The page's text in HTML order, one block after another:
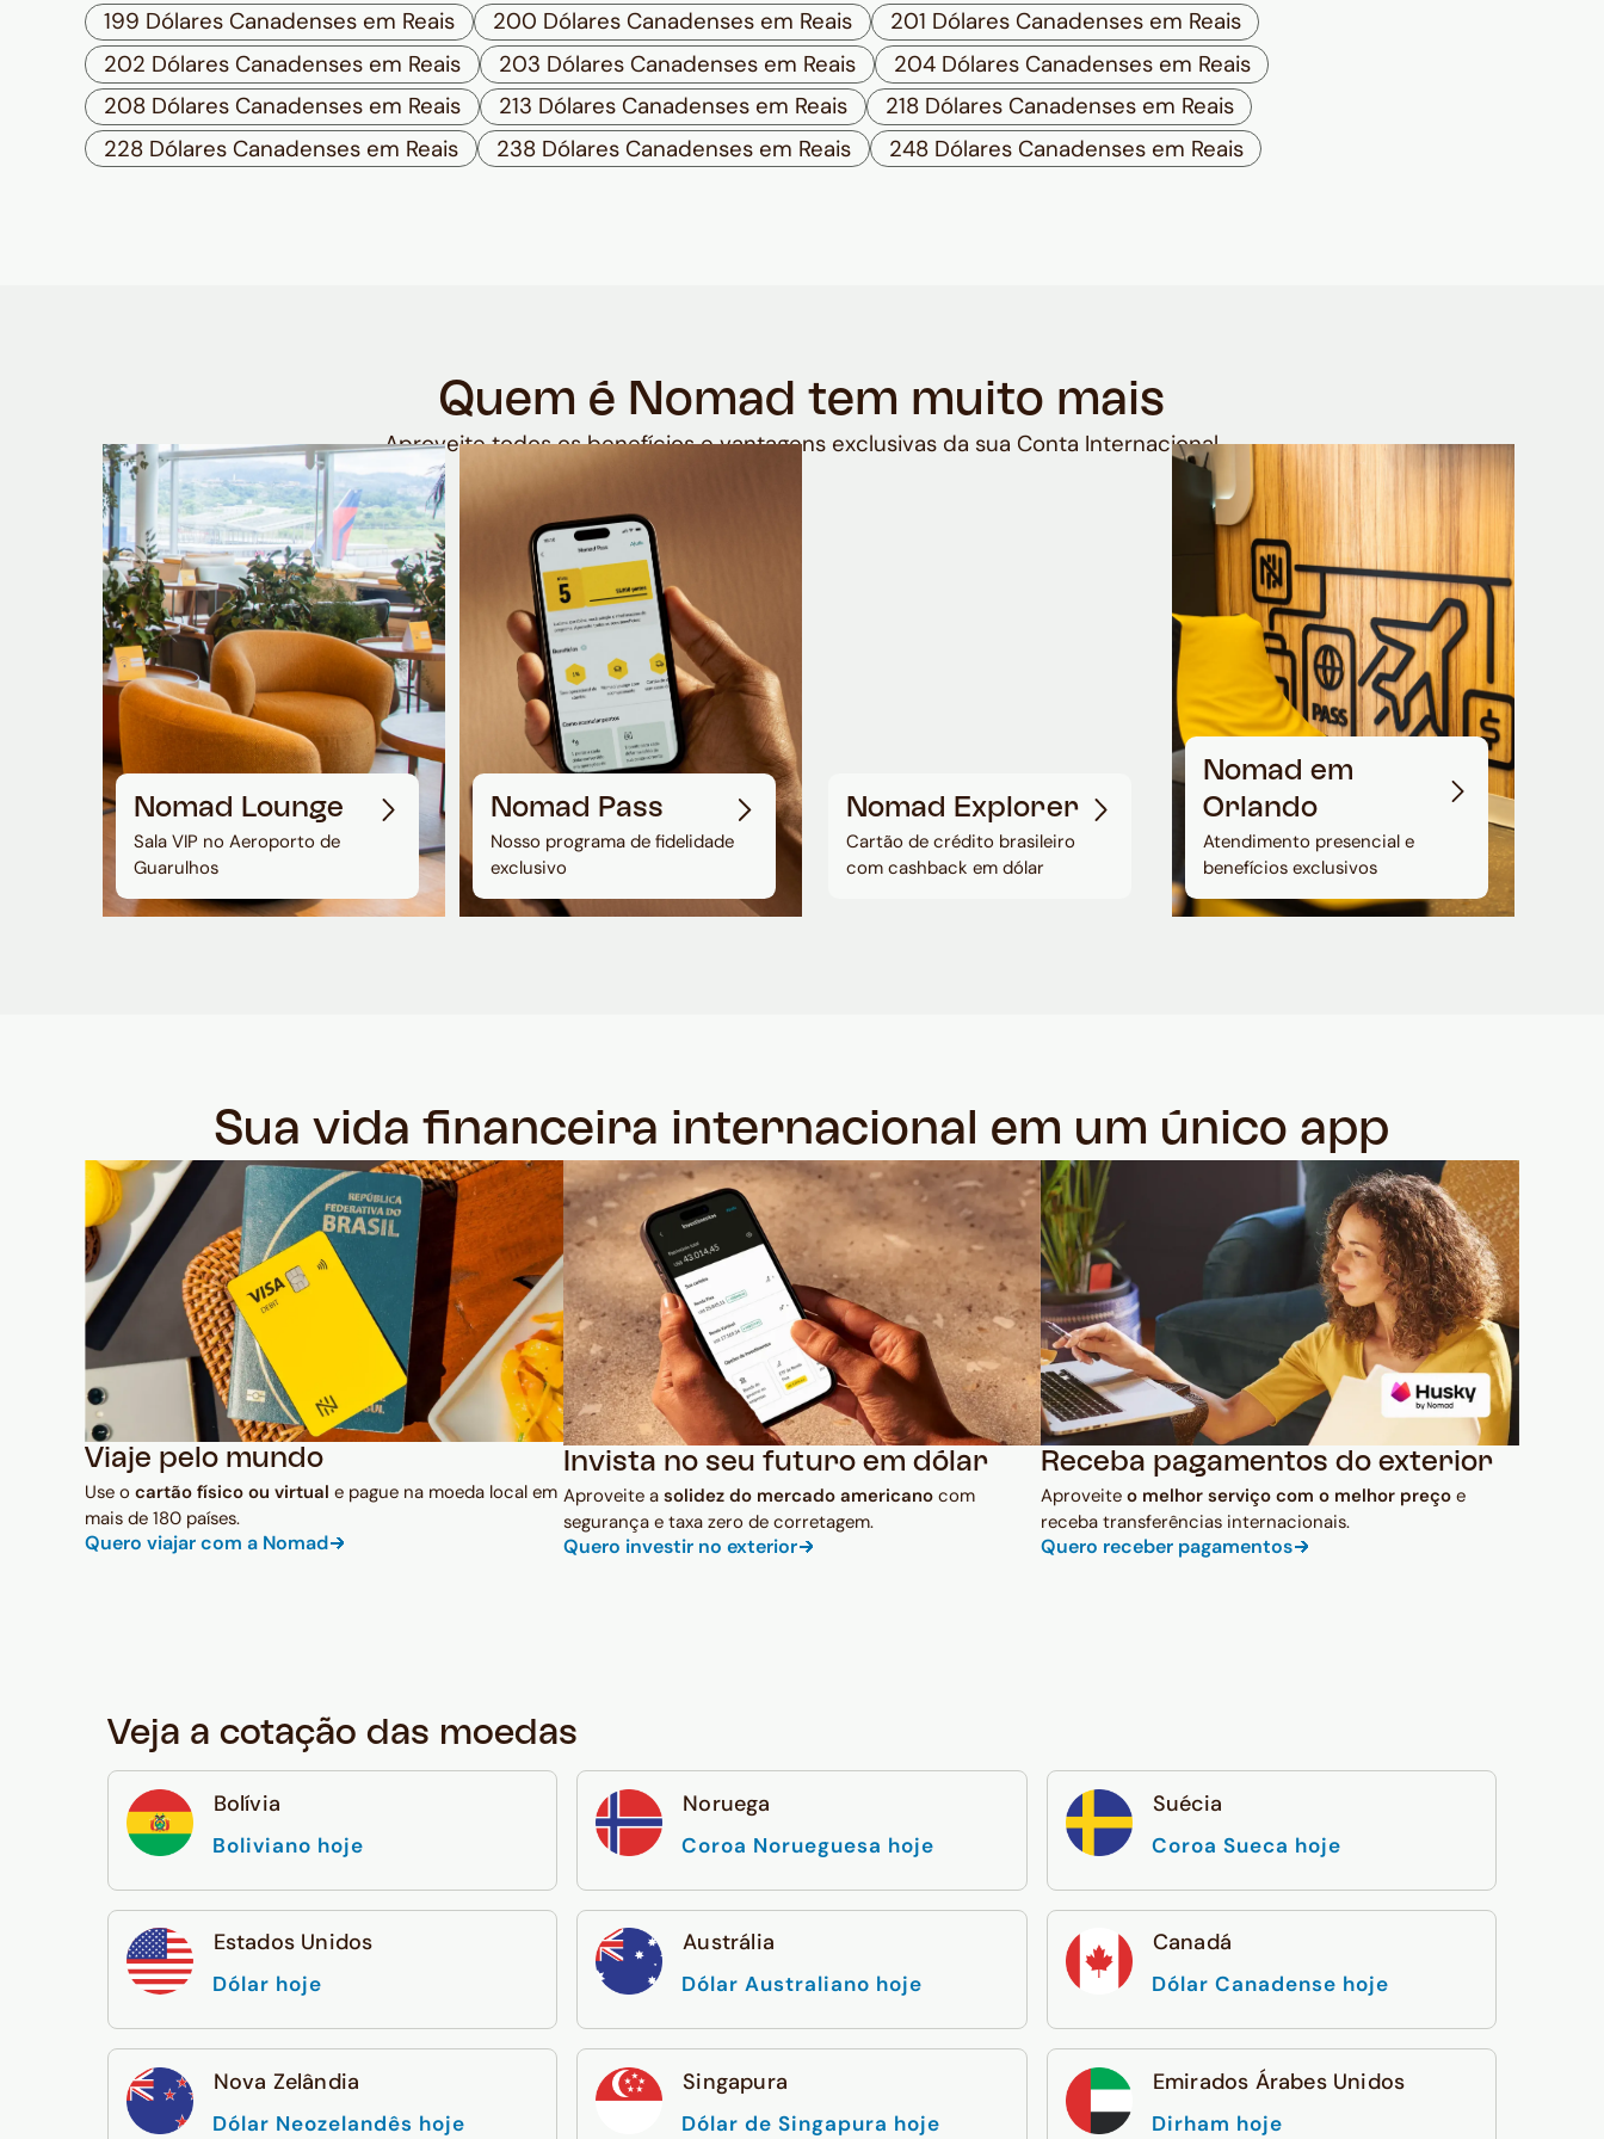
199 Dólares Canadenses em Reais 200 Dólares Canadenses em Reais
201 Dólares Canadenses em Reais
202 Dólares Canadenses em Reais
203 Dólares Canadenses em Reais
204 Dólares Canadenses em Reais
208 Dólares Canadenses em Reais
213 Dólares Canadenses em Reais
218 Dólares Canadenses em Reais
228 Dólares Canadenses em Reais
238 Dólares Canadenses em Reais 248 Dólares Canadenses em Reais
Quem é Nomad tem muito mais
Aproveite todos os benefícios e vantagens exclusivas da sua Conta Internacional
Nomad Lounge
Sala VIP no Aeroporto de
Guarulhos
Nomad Pass
Nosso programa de fidelidade
exclusivo
Nomad Explorer
Cartão de crédito brasileiro
com cashback em dólar
Nomad em
Orlando
Atendimento presencial e
benefícios exclusivos
Sua vida financeira internacional em um único app
Viaje pelo mundo
Use o cartão físico ou virtual e pague na moeda local em
mais de 180 países.
Quero viajar com a Nomad
Invista no seu futuro em dólar
Aproveite a solidez do mercado americanocom
segurança e taxa zero de corretagem.
Quero investir no exterior
Receba pagamentos do exterior
Aproveiteo melhor serviço com o melhor preço e
receba transferências internacionais.
Quero receber pagamentos
Veja a cotação das moedas
Bolívia
Boliviano hoje
Noruega
Coroa Norueguesa hoje
Suécia
Coroa Sueca hoje
Estados Unidos
Dólar hoje
Austrália
Dólar Australiano hoje
Canadá
Dólar Canadense hoje
Nova Zelândia
Dólar Neozelandês hoje
Singapura
Dólar de Singapura hoje
Emirados Árabes Unidos
Dirham hoje